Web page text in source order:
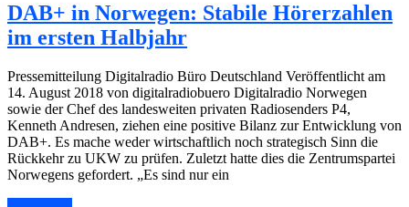
DAB+ in Norwegen: Stabile Hörerzahlen
im ersten Halbjahr
Pressemitteilung Digitalradio Büro Deutschland Veröffentlicht am
14. August 2018 von digitalradiobuero Digitalradio Norwegen
sowie der Chef des landesweiten privaten Radiosenders P4,
Kenneth Andresen, ziehen eine positive Bilanz zur Entwicklung von
DAB+. Es mache weder wirtschaftlich noch strategisch Sinn die
Rückkehr zu UKW zu prüfen. Zuletzt hatte dies die Zentrumspartei
Norwegens gefordert. „Es sind nur ein